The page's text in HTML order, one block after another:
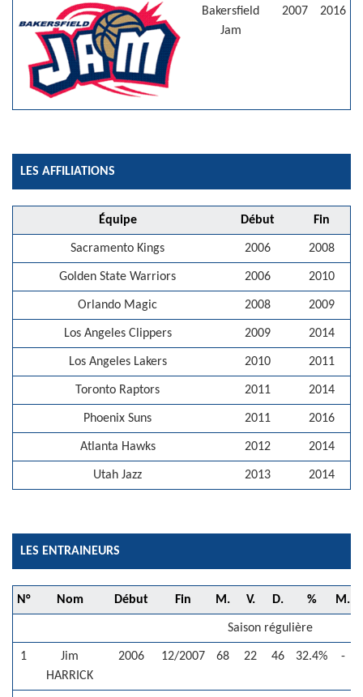
Bakersfield
Jam
2007 2016
LES AFFILIATIONS
Équipe Début Fin
Sacramento Kings 2006 2008
Golden State Warriors 2006 2010
Orlando Magic 2008 2009
Los Angeles Clippers 2009 2014
Los Angeles Lakers 2010 2011
Toronto Raptors 2011 2014
Phoenix Suns 2011 2016
Atlanta Hawks 2012 2014
Utah Jazz 2013 2014
LES ENTRAINEURS
N° Nom Début Fin M. V. D. % M.
Saison régulière
1
Jim
HARRICK
2006 12/2007 68 22 46 32.4% -